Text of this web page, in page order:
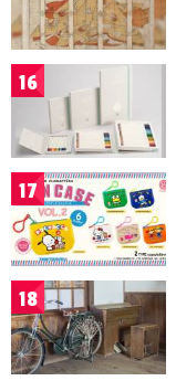
16
17
18